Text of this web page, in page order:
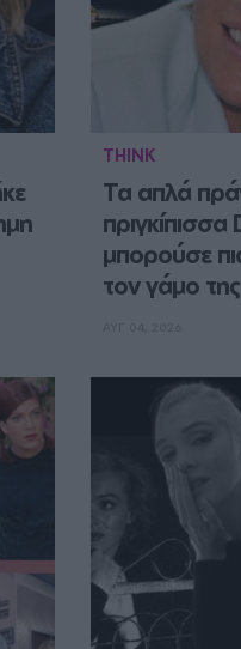
THINK
Τα απλά
μπορούσε
τον γάμο της